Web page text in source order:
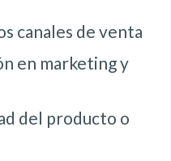
canales de venta
en marketing y
del producto o